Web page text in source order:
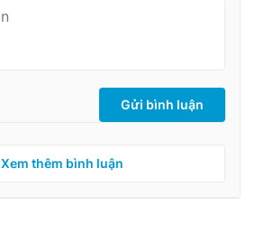
Gửi bình luận
Xem thêm bình luận